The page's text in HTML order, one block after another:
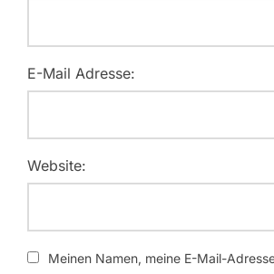
E-Mail Adresse:
Website:
Meinen Namen, meine E-Mail-